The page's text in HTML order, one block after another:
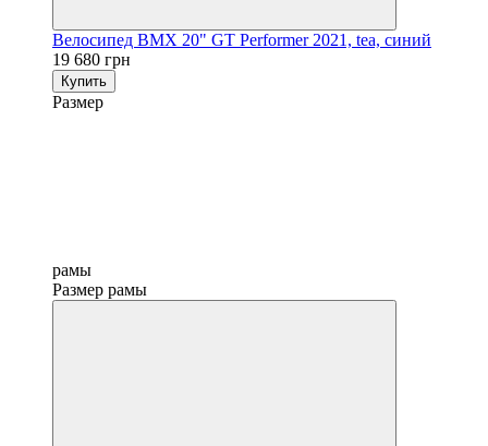
Велосипед BMX 20" GT Performer 2021, tea, синий
19 680 грн
Купить
Размер
рамы
Размер рамы